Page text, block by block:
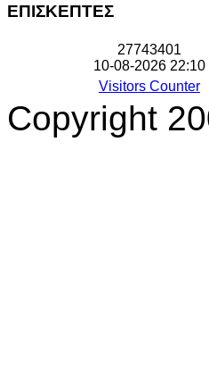
ΕΠΙΣΚΕΠΤΕΣ
27743401
10-08-2026 22:10
Visitors Counter
Copyright